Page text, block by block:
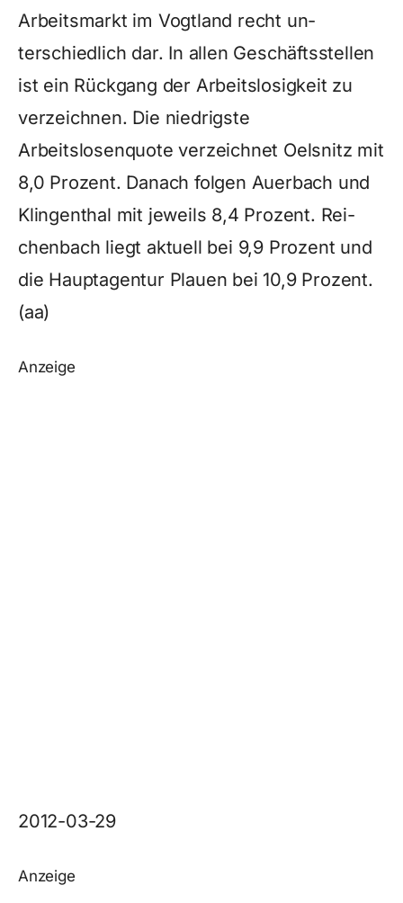
Arbeitsmarkt im Vogtland recht un-
terschiedlich dar. In allen Geschäftsstellen
ist ein Rückgang der Arbeitslosigkeit zu
verzeichnen. Die niedrigste
Arbeitslosenquote verzeichnet Oelsnitz mit
8,0 Prozent. Danach folgen Auerbach und
Klingenthal mit jeweils 8,4 Prozent. Rei-
chenbach liegt aktuell bei 9,9 Prozent und
die Hauptagentur Plauen bei 10,9 Prozent.
(aa)
Anzeige
2012-03-29
Anzeige